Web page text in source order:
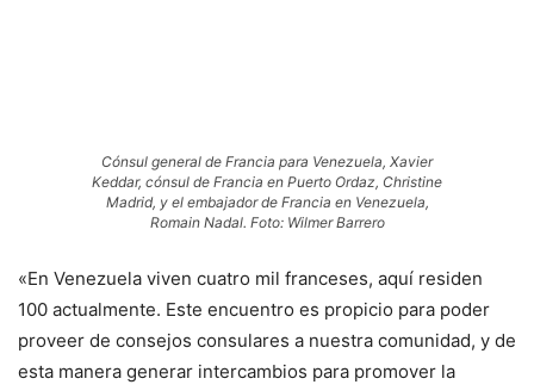
Cónsul general de Francia para Venezuela, Xavier
Keddar, cónsul de Francia en Puerto Ordaz, Christine
Madrid, y el embajador de Francia en Venezuela,
Romain Nadal. Foto: Wilmer Barrero
«En Venezuela viven cuatro mil franceses, aquí residen
100 actualmente. Este encuentro es propicio para poder
proveer de consejos consulares a nuestra comunidad, y de
esta manera generar intercambios para promover la